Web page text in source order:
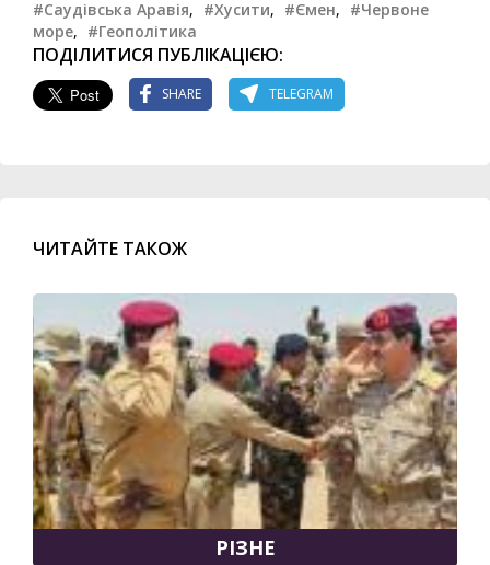
#Саудівська Аравія, #Хусити, #Ємен, #Червоне
море, #Геополітика
ПОДІЛИТИСЯ ПУБЛІКАЦІЄЮ:
SHARE TELEGRAM
ЧИТАЙТЕ ТАКОЖ
РІЗНЕ